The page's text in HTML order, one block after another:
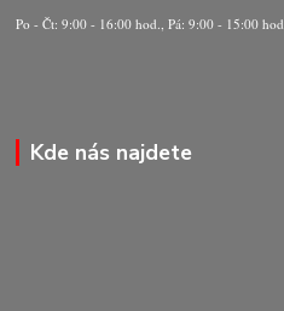
Po - Čt: 9:00 - 16:00 hod., Pá: 9:00 - 15:00 hod.
Kde nás najdete